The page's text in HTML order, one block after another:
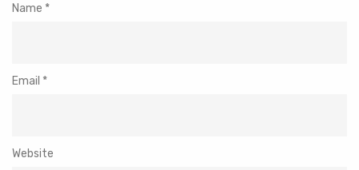
Name *
Email *
Website